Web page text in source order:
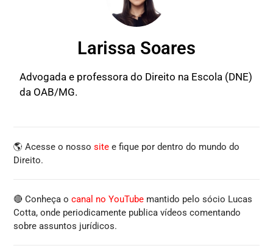
Larissa Soares
Advogada e professora do Direito na Escola (DNE)
da OAB/MG.
🌎 Acesse o nossosite e fique por dentro do mundo do
Direito.
🔴 Conheça ocanal no YouTube mantido pelo sócio Lucas
Cotta, onde periodicamente publica vídeos comentando
sobre assuntos jurídicos.